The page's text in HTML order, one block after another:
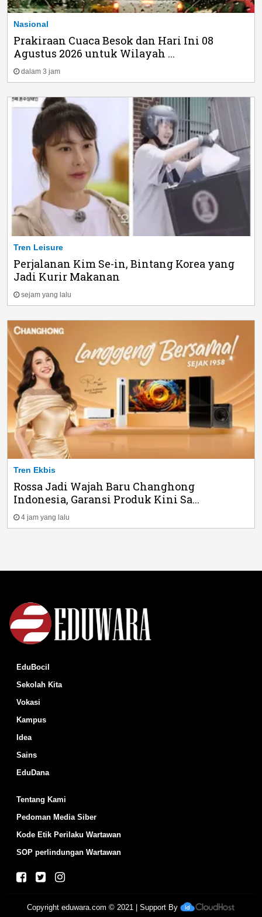
Nasional
Prakiraan Cuaca Besok dan Hari Ini 08
Agustus 2026 untuk Wilayah ...
dalam 3 jam
Tren Leisure
Perjalanan Kim Se-in, Bintang Korea yang
Jadi Kurir Makanan
sejam yang lalu
Tren Ekbis
Rossa Jadi Wajah Baru Changhong
Indonesia, Garansi Produk Kini Sa...
4 jam yang lalu
EduBocil
Sekolah Kita
Vokasi
Kampus
Idea
Sains
EduDana
Tentang Kami
Pedoman Media Siber
Kode Etik Perilaku Wartawan
SOP perlindungan Wartawan
Copyrighteduwara.com © 2021 | Support By